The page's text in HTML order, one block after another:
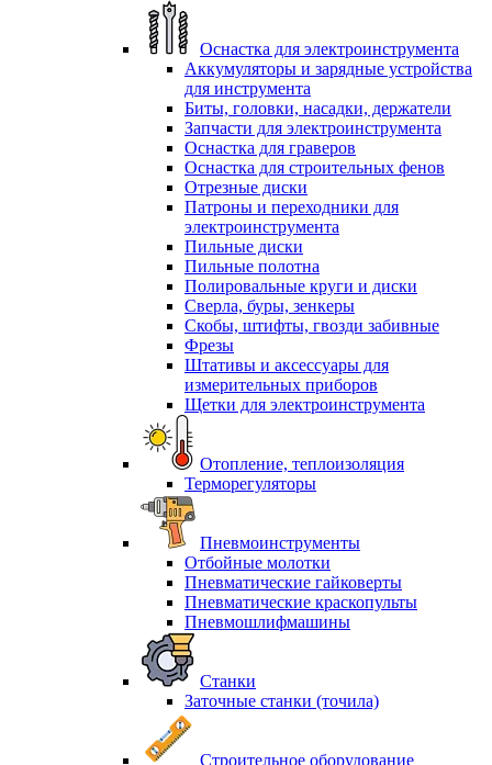
Оснастка для электроинструмента
Аккумуляторы и зарядные устройства
для инструмента
Биты, головки, насадки, держатели
Запчасти для электроинструмента
Оснастка для граверов
Оснастка для строительных фенов
Отрезные диски
Патроны и переходники для
электроинструмента
Пильные диски
Пильные полотна
Полировальные круги и диски
Сверла, буры, зенкеры
Скобы, штифты, гвозди забивные
Фрезы
Штативы и аксессуары для
измерительных приборов
Щетки для электроинструмента
Отопление, теплоизоляция
Терморегуляторы
Пневмоинструменты
Отбойные молотки
Пневматические гайковерты
Пневматические краскопульты
Пневмошлифмашины
Станки
Заточные станки (точила)
Строительное оборудование